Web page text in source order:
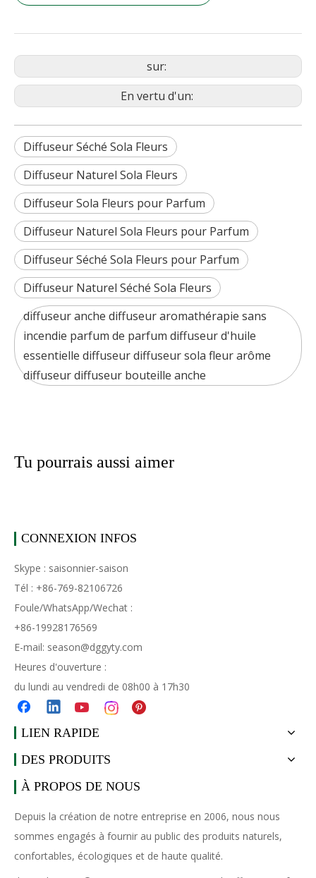
sur:
En vertu d'un:
Diffuseur Séché Sola Fleurs
Diffuseur Naturel Sola Fleurs
Diffuseur Sola Fleurs pour Parfum
Diffuseur Naturel Sola Fleurs pour Parfum
Diffuseur Séché Sola Fleurs pour Parfum
Diffuseur Naturel Séché Sola Fleurs
diffuseur anche diffuseur aromathérapie sans
incendie parfum de parfum diffuseur d'huile
essentielle diffuseur diffuseur sola fleur arôme
diffuseur diffuseur bouteille anche
Tu pourrais aussi aimer
CONNEXION INFOS
Skype : saisonnier-saison
Tél : +86-769-82106726
Foule/WhatsApp/Wechat :
+86-19928176569
E-mail: season@dggyty.com
Heures d'ouverture :
du lundi au vendredi de 08h00 à 17h30
LIEN RAPIDE
DES PRODUITS
À PROPOS DE NOUS
Depuis la création de notre entreprise en 2006, nous nous
sommes engagés à fournir au public des produits naturels,
confortables, écologiques et de haute qualité.